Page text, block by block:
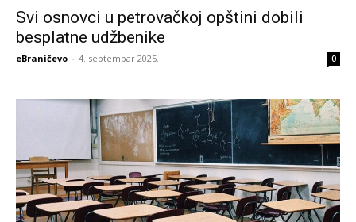
Svi osnovci u petrovačkoj opštini dobili
besplatne udžbenike
eBraničevo - 4. septembar 2025. 0